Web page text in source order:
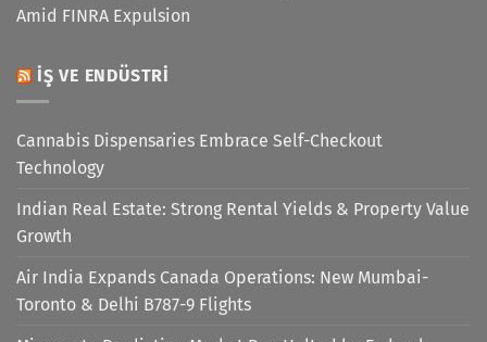
Amid FINRA Expulsion
İŞ VE ENDÜSTRI
Cannabis Dispensaries Embrace Self-Checkout
Technology
Indian Real Estate: Strong Rental Yields & Property Value
Growth
Air India Expands Canada Operations: New Mumbai-
Toronto & Delhi B787-9 Flights